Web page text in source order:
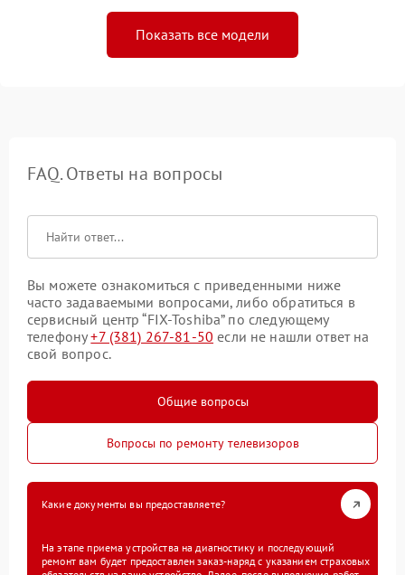
Показать все модели
FAQ. Ответы на вопросы
Вы можете ознакомиться с приведенными ниже
часто задаваемыми вопросами, либо обратиться в
сервисный центр “FIX-Toshiba” по следующему
телефону+7 (381) 267-81-50 если не нашли ответ на
свой вопрос.
Общие вопросы
Вопросы по ремонту телевизоров
Какие документы вы предоставляете?
На этапе приема устройства на диагностику и последующий
ремонт вам будет предоставлен заказ-наряд с указанием страховых